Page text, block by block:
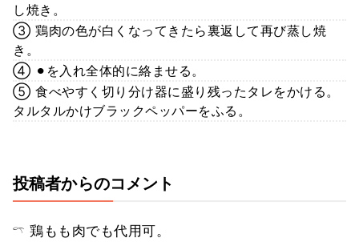
し焼き。
③ 鶏肉の色が白くなってきたら裏返して再び蒸し焼
き。
④ ⚫︎を入れ全体的に絡ませる。
⑤ 食べやすく切り分け器に盛り残ったタレをかける。
タルタルかけブラックペッパーをふる。
投稿者からのコメント
𓍼 鶏もも肉でも代用可。